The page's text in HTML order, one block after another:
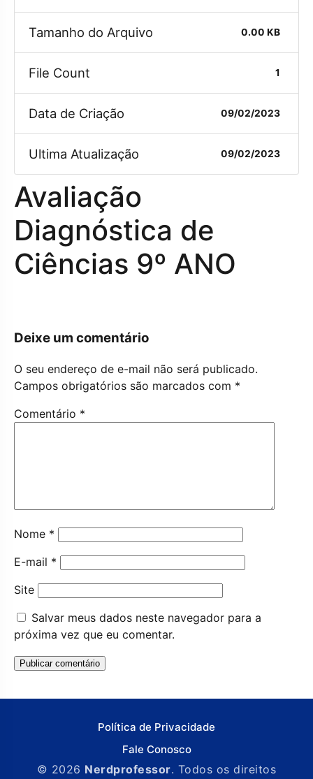
Tamanho do Arquivo 0.00 KB
File Count 1
Data de Criação 09/02/2023
Ultima Atualização 09/02/2023
Avaliação
Diagnóstica de
Ciências 9º ANO
Deixe um comentário
O seu endereço de e-mail não será publicado.
Campos obrigatórios são marcados com *
Comentário *
Nome *
E-mail *
Site
Salvar meus dados neste navegador para a
próxima vez que eu comentar.
Política de Privacidade
Fale Conosco
© 2026 Nerdprofessor. Todos os direitos